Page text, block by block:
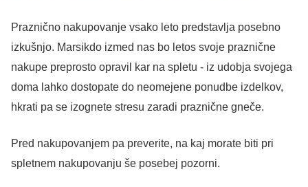
Praznično nakupovanje vsako leto predstavlja posebno
izkušnjo. Marsikdo izmed nas bo letos svoje praznične
nakupe preprosto opravil kar na spletu - iz udobja svojega
doma lahko dostopate do neomejene ponudbe izdelkov,
hkrati pa se izognete stresu zaradi praznične gneče.
Pred nakupovanjem pa preverite, na kaj morate biti pri
spletnem nakupovanju še posebej pozorni.